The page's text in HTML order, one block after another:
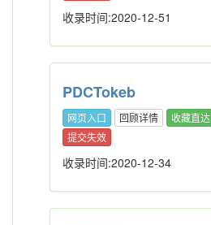
收录时间:2020-12-51
PDCTokeb
网页入口 回顾详情
收藏直达
提交失效
收录时间:2020-12-34